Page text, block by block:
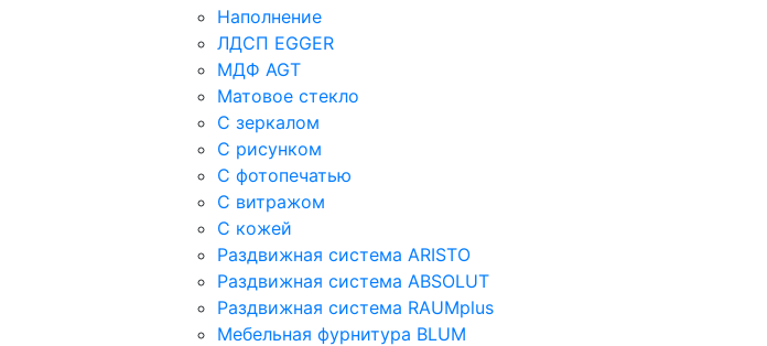
Наполнение
ЛДСП EGGER
МДФ AGT
Матовое стекло
С зеркалом
С рисунком
С фотопечатью
С витражом
С кожей
Раздвижная система ARISTO
Раздвижная система ABSOLUT
Раздвижная система RAUMplus
Мебельная фурнитура BLUM